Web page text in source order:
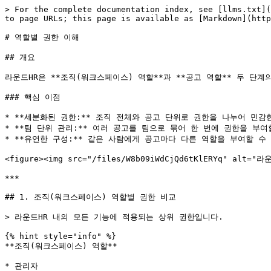
> For the complete documentation index, see [llms.txt](https://guide.roundhr.com/llms.txt). Markdown versions of documentation pages are available by appending `.md` to page URLs; this page is available as [Markdown](https://guide.roundhr.com/setting/permissions.md).

# 역할별 권한 이해

## 개요

라운드HR은 **조직(워크스페이스) 역할**과 **공고 역할** 두 단계의 권한 체계를 사용합니다. 조직 역할은 전체 기능 접근을 제어하고, 공고 역할은 개별 공고 내에서의 액션 권한을 제어합니다.

### 핵심 이점

* **세분화된 권한:** 조직 전체와 공고 단위로 권한을 나누어 민감한 정보를 보호합니다.
* **팀 단위 관리:** 여러 공고를 팀으로 묶어 한 번에 권한을 부여할 수 있습니다.
* **유연한 구성:** 같은 사람에게 공고마다 다른 역할을 부여할 수 있습니다.

<figure><img src="/files/W8b09iWdCjQd6tKlERYq" alt="라운드HR 권한 구조. 조직 전체 역할과 공고 단위 역할의 구분"><figcaption><p>권한 구조 개요</p></figcaption></figure>

***

## 1. 조직(워크스페이스) 역할별 권한 비교

> 라운드HR 내의 모든 기능에 적용되는 상위 권한입니다.

{% hint style="info" %}
**조직(워크스페이스) 역할**

* 관리자
* 매니저
* 면접관
  {% endhint %}

<table data-full-width="true"><thead><tr><th width="199">기능</th><th width="80">면접관</th><th width="76">매니저</th><th width="79">관리자</th><th>비고</th></tr></thead><tbody><tr><td><a href="/pages/3a7ubs4nA6NxoIoDRzsE">계정 설정</a></td><td><span data-gb-custom-inline data-tag="emoji" data-code="2705">✅</span></td><td><span data-gb-custom-inline data-tag="emoji" data-code="2705">✅</span></td><td><span data-gb-custom-inline data-tag="emoji" data-code="2705">✅</span></td><td></td></tr><tr><td><a href="/pages/VH8BgQDwXfXTwM7uO8nL">알림 설정</a></td><td><span data-gb-custom-inline data-tag="emoji" data-code="2705">✅</span></td><td><span data-gb-custom-inline data-tag="emoji" data-code="2705">✅</span></td><td><span data-gb-custom-inline data-tag="emoji" data-code="2705">✅</span></td><td></td></tr><tr><td><a href="/pages/wWxb4XfqDeHL0XhqaISL">외부 서비스 연동</a></td><td><span data-gb-custom-inline data-tag="emoji" data-code="2705">✅</span></td><td><span data-gb-custom-inline data-tag="emoji" data-code="2705">✅</span></td><td><span data-gb-custom-inline data-tag="emoji" data-code="2705">✅</span></td><td>캘린더(Google/Outlook) / Gmail / Zoom / Google meet / 카카오 비즈니스 채널</td></tr><tr><td>지원자 파일 다운로드</td><td><span data-gb-custom-inline data-tag="emoji" data-code="2705">✅</span></td><td>✅</td><td><span data-gb-custom-inline data-tag="emoji" data-code="2705">✅</span></td><td></td></tr><tr><td><a href="/pages/dcsaPpyUa5ZyVOH40cW2">공고 생성</a></td><td><span data-gb-custom-inline data-tag="emoji" data-code="274c">❌</span></td><td><span data-gb-custom-inline data-tag="emoji" data-code="2705">✅</span></td><td><span data-gb-custom-inline data-tag="emoji" data-code="2705">✅</span></td><td></td></tr><tr><td><a href="/pages/RijHa3vta3gfj4muC6XO">채용 플랫폼 연동</a></td><td><span data-gb-custom-inline data-tag="emoji" data-code="274c">❌</span></td><td><span data-gb-custom-inline data-tag="emoji" data-code="2705">✅</span></td><td><span data-gb-custom-inline data-tag="emoji" data-code="2705">✅</span></td><td></td></tr><tr><td><a href="/pages/s4uVHwMFli5uH9Tuamp2">지원자 마이페이지 설정</a></td><td><span data-gb-custom-inline data-tag="emoji" data-code="274c">❌</span></td><td><span data-gb-custom-inline data-tag="emoji" data-code="2705">✅</span></td><td><span data-gb-custom-inline data-tag="emoji" data-